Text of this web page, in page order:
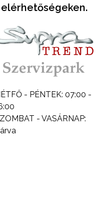
elérhetőségeken.
- PÉNTEK: 07:00 -
- VASÁRNAP: